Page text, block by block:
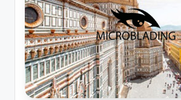
g
M
ic
r
o